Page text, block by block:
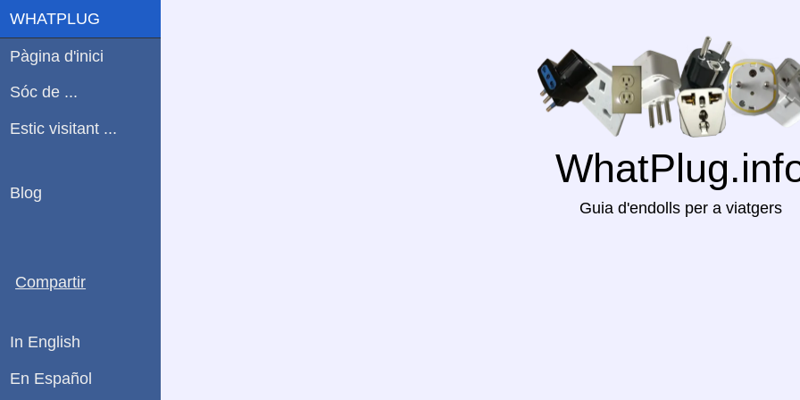
Guia d'endolls per a viatgers
WHATPLUG
Pàgina d'inici
Sóc de ...
Estic visitant ...
Blog
Compartir
In English
En Español